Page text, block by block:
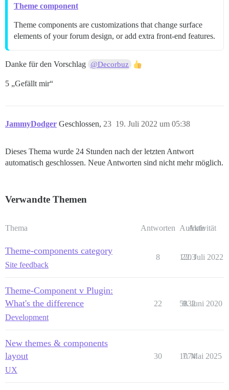
Theme component
Theme components are customizations that change surface
elements of your forum design, or add extra front-end features.
Danke für den Vorschlag @Decorbuz
5 „Gefällt mir“
JammyDodger Geschlossen, 19. Juli 2022 um 05:38
23
Dieses Thema wurde 24 Stunden nach der letzten Antwort
automatisch geschlossen. Neue Antworten sind nicht mehr möglich.
Verwandte Themen
Thema Antworten Aufrufe
Aktivität
Theme-components category
Site feedback
8 1203
22. Juli 2022
Theme-Component v Plugin:
What's the difference
Development
22 5832
9. Juni 2020
New themes & components
layout
UX
30 1074
7. Mai 2025